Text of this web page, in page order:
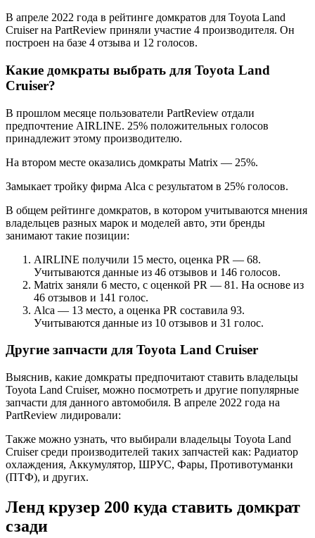
В апреле 2022 года в рейтинге домкратов для Toyota Land
Cruiser на PartReview приняли участие 4 производителя. Он
построен на базе 4 отзыва и 12 голосов.
Какие домкраты выбрать для Toyota Land
Cruiser?
В прошлом месяце пользователи PartReview отдали
предпочтение AIRLINE. 25% положительных голосов
принадлежит этому производителю.
На втором месте оказались домкраты Matrix — 25%.
Замыкает тройку фирма Alca с результатом в 25% голосов.
В общем рейтинге домкратов, в котором учитываются мнения
владельцев разных марок и моделей авто, эти бренды
занимают такие позиции:
AIRLINE получили 15 место, оценка PR — 68.
Учитываются данные из 46 отзывов и 146 голосов.
Matrix заняли 6 место, с оценкой PR — 81. На основе из
46 отзывов и 141 голос.
Alca — 13 место, а оценка PR составила 93.
Учитываются данные из 10 отзывов и 31 голос.
Другие запчасти для Toyota Land Cruiser
Выяснив, какие домкраты предпочитают ставить владельцы
Toyota Land Cruiser, можно посмотреть и другие популярные
запчасти для данного автомобиля. В апреле 2022 года на
PartReview лидировали:
Также можно узнать, что выбирали владельцы Toyota Land
Cruiser среди производителей таких запчастей как: Радиатор
охлаждения, Аккумулятор, ШРУС, Фары, Противотуманки
(ПТФ), и других.
Ленд крузер 200 куда ставить домкрат
сзади